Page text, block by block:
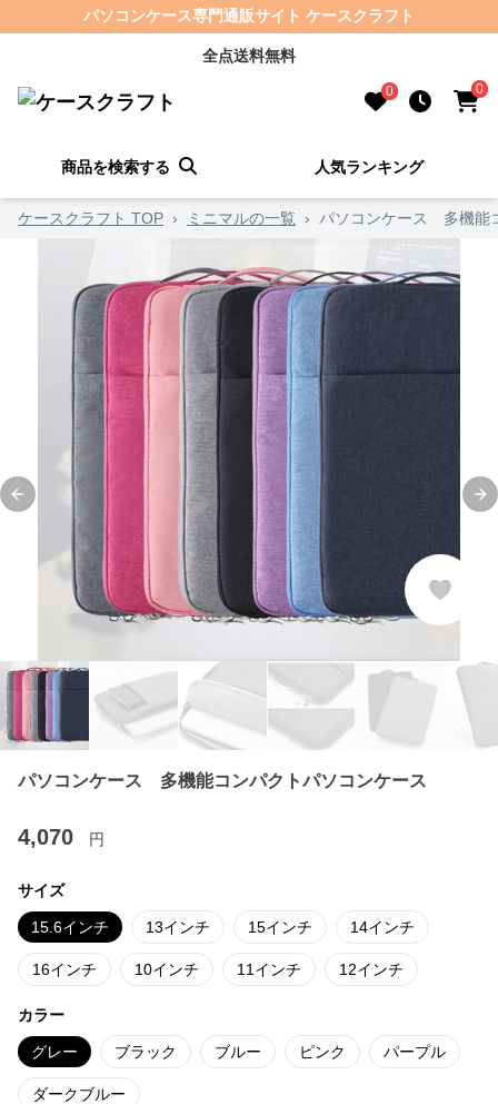
パソコンケース専門通販サイト ケースクラフト
全点送料無料
0 0
商品を検索する 人気ランキング
ケースクラフト TOP › ミニマルの一覧 › パソコンケース 多機能
Previous slide
パソコンケース 多機能コンパクトパソコンケース
4,070 円
サイズ
15.6インチ 13インチ 15インチ 14インチ
16インチ 10インチ 11インチ 12インチ
カラー
グレー ブラック ブルー ピンク パープル
ダークブルー